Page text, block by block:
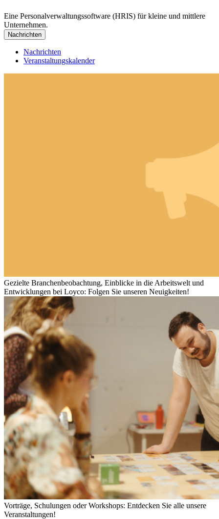
Eine Personalverwaltungssoftware (HRIS) für kleine und mittlere
Unternehmen.
Nachrichten
Nachrichten
Veranstaltungskalender
Gezielte Branchenbeobachtung, Einblicke in die Arbeitswelt und
Entwicklungen bei Loyco: Folgen Sie unseren Neuigkeiten!
Vorträge, Schulungen oder Workshops: Entdecken Sie alle unsere
Veranstaltungen!